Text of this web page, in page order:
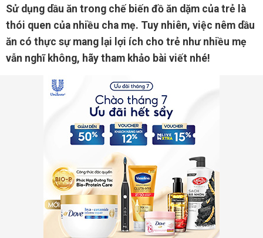
Sử dụng dầu ăn trong chế biến đồ ăn dặm của trẻ là
thói quen của nhiều cha mẹ. Tuy nhiên, việc nêm dầu
ăn có thực sự mang lại lợi ích cho trẻ như nhiều mẹ
vẫn nghĩ không, hãy tham khảo bài viết nhé!